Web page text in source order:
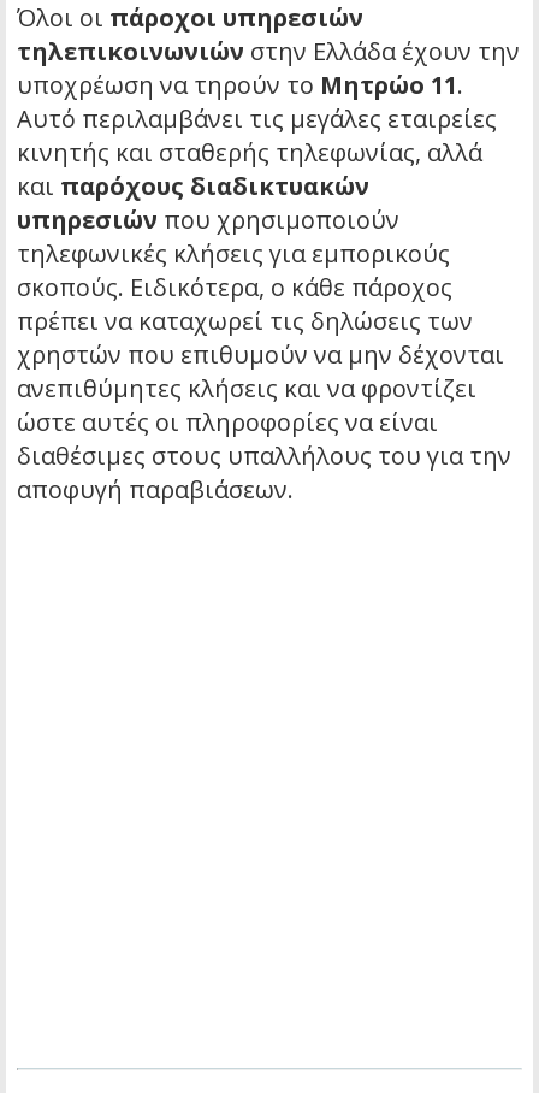
Όλοι οι πάροχοι υπηρεσιών
τηλεπικοινωνιών στην Ελλάδα έχουν την
υποχρέωση να τηρούν το Μητρώο 11.
Αυτό περιλαμβάνει τις μεγάλες εταιρείες
κινητής και σταθερής τηλεφωνίας, αλλά
και παρόχους διαδικτυακών
υπηρεσιών που χρησιμοποιούν
τηλεφωνικές κλήσεις για εμπορικούς
σκοπούς. Ειδικότερα, ο κάθε πάροχος
πρέπει να καταχωρεί τις δηλώσεις των
χρηστών που επιθυμούν να μην δέχονται
ανεπιθύμητες κλήσεις και να φροντίζει
ώστε αυτές οι πληροφορίες να είναι
διαθέσιμες στους υπαλλήλους του για την
αποφυγή παραβιάσεων.